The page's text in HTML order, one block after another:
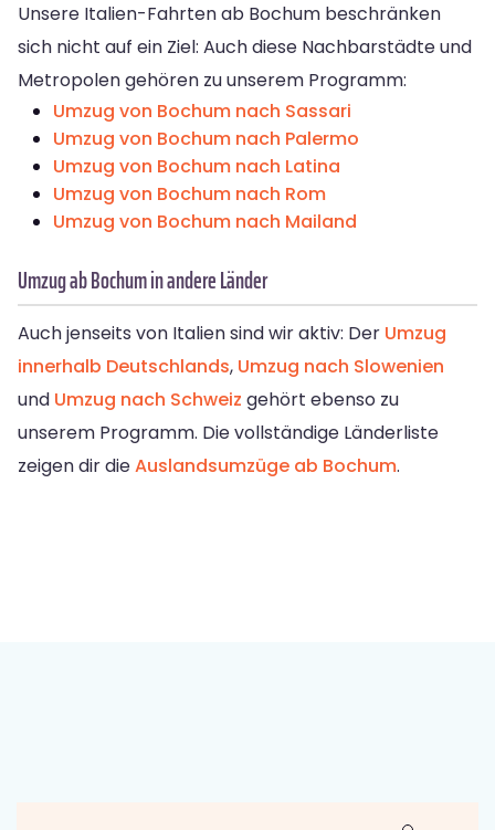
Unsere Italien-Fahrten ab Bochum beschränken
sich nicht auf ein Ziel: Auch diese Nachbarstädte und
Metropolen gehören zu unserem Programm:
Umzug von Bochum nach Sassari
Umzug von Bochum nach Palermo
Umzug von Bochum nach Latina
Umzug von Bochum nach Rom
Umzug von Bochum nach Mailand
Umzug ab Bochum in andere Länder
Auch jenseits von Italien sind wir aktiv: Der Umzug
innerhalb Deutschlands, Umzug nach Slowenien
und Umzug nach Schweiz gehört ebenso zu
unserem Programm. Die vollständige Länderliste
zeigen dir dieAuslandsumzüge ab Bochum.